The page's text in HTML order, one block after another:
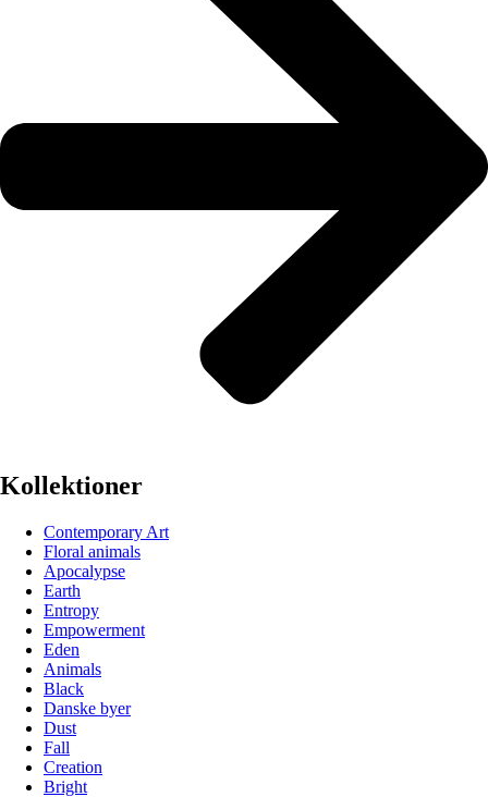
Kollektioner
Contemporary Art
Floral animals
Apocalypse
Earth
Entropy
Empowerment
Eden
Animals
Black
Danske byer
Dust
Fall
Creation
Bright